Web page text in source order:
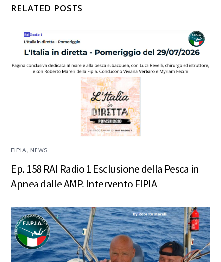
RELATED POSTS
FIPIA,NEWS
Ep. 158 RAI Radio 1 Esclusione della Pesca in
Apnea dalle AMP. Intervento FIPIA